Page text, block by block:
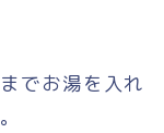
でお湯を入れ